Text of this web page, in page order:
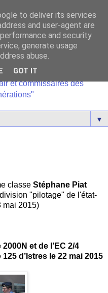
et commissaires des
▼
classe Stéphane Piat
"pilotage" de l'état-
mai 2015)
et de l’EC 2/4
d’Istres le 22 mai 2015
to deliver its services
and user-agent are
and security
generate usage
abuse.
GOT IT